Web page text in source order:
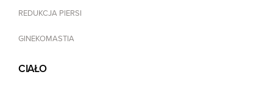
REDUKCJA PIERSI
GINEKOMASTIA
CIAŁO